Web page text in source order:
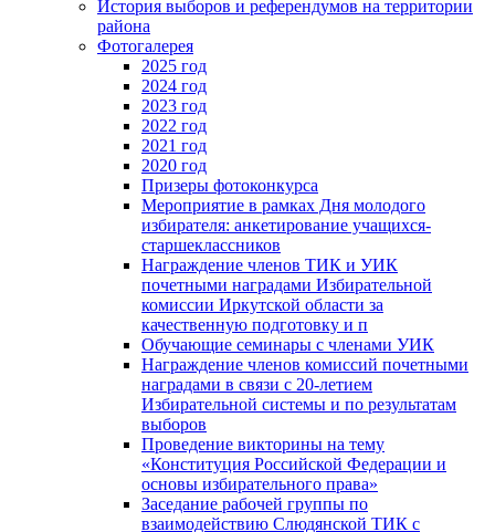
История выборов и референдумов на территории
района
Фотогалерея
2025 год
2024 год
2023 год
2022 год
2021 год
2020 год
Призеры фотоконкурса
Мероприятие в рамках Дня молодого
избирателя: анкетирование учащихся-
старшеклассников
Награждение членов ТИК и УИК
почетными наградами Избирательной
комиссии Иркутской области за
качественную подготовку и п
Обучающие семинары с членами УИК
Награждение членов комиссий почетными
наградами в связи с 20-летием
Избирательной системы и по результатам
выборов
Проведение викторины на тему
«Конституция Российской Федерации и
основы избирательного права»
Заседание рабочей группы по
взаимодействию Слюдянской ТИК с